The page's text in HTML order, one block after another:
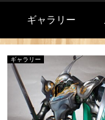
ギャラリー
ギャラリー